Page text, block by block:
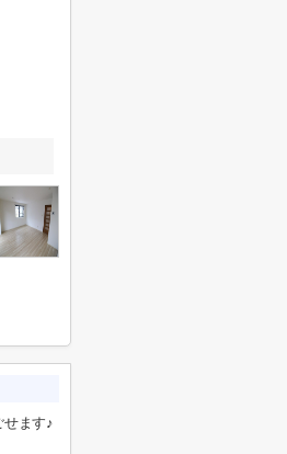
せます♪